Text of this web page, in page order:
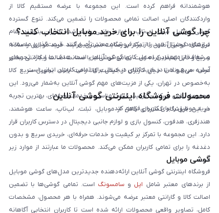
هوشمندانه فراهم کرده است. این مجموعه با عرضه مستقیم کالا از
واردکنندگان اصلی، اصالت تمامی محصولات را تضمین می‌کند. تنوع گسترده
گوشی موبایل، تبلت، لپ‌تاپ و لوازم جانبی باعث شده کاربران بتوانند تمام
نیازهای دیجیتال خود را از یک فروشگاه معتبر تأمین کنند. قیمت‌گذاری منصفانه
و شفاف از مهم‌ترین اصول کاری گوشی آنلاین است. هدف ما ایجاد تجربه‌ای
آسان، سریع و امن در خرید کالای دیجیتال برای تمامی کاربران ایرانی است.
چرا گوشی آنلاین را برای خرید موبایل انتخاب کنید؟
فروشگاه گوشی آنلاین با تمرکز بر رضایت مشتری، فرآیند خرید موبایل را ساده،
سریع و قابل اعتماد کرده است. تمامی گوشی‌ها با ضمانت اصالت و گارانتی معتبر
عرضه می‌شوند تا خیال کاربران از کیفیت کالا راحت باشد. تحویل سریع کالا
به‌خصوص در تهران، یکی از مزیت‌های مهم گوشی آنلاین به‌شمار می‌رود. این
مجموعه تلاش می‌کند با ترکیب قیمت مناسب و خدمات حرفه‌ای، بهترین تجربه
خرید موبایل را برای کاربران فراهم کند.
محصولات فروشگاه اینترنتی گوشی آنلاین
در این فروشگاه گستره‌ای کامل از موبایل، تبلت، لپ‌تاپ، ساعت هوشمند،
هندزفری، هدفون، کنسول بازی و لوازم جانبی دیجیتال در دسترس کاربران قرار
دارد. این مجموعه با تمرکز بر کیفیت و خدمات حرفه‌ای، خریدی سریع و بدون
دغدغه را برای تمامی کاربران ممکن می‌کند. محصولات ما عبارتند از موارد زیر
است:
گوشی موبایل
فروشگاه اینترنتی گوشی آنلاین ارائه‌دهنده جدیدترین مدل‌های گوشی موبایل
از برندهای معتبر شامل اپل و سامسونگ است. تمامی گوشی‌ها با تضمین
اصالت کالا و گارانتی معتبر عرضه می‌شوند. همراه با هر محصول، مشخصات
کامل، تصاویر واقعی محصولات ارائه شده است تا کاربران انتخابی آگاهانه